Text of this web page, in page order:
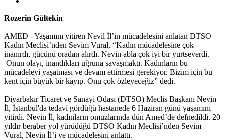
Rozerin Gültekin
AMED - Yaşamını yitiren Nevil İl’in mücadelesini anlatan DTSO
Kadın Meclisi’nden Sevim Vural, “Kadın mücadelesine çok
inanırdı, gücünü oradan alırdı. Nevin abla çok iyi bir yurtseverdi.
Onun olayı, inandıkları uğruna savaşmaktı. Kadınların bu
mücadeleyi yaşatması ve devam ettirmesi gerekiyor. Bizim için bu
kent için büyük bir kayıp. Onu çok özleyeceğiz” dedi.
Diyarbakır Ticaret ve Sanayi Odası (DTSO) Meclis Başkanı Nevin
İl, İstanbul'da tedavi gördüğü hastanede 6 Haziran günü yaşamını
yitirdi. Nevin İl, kadınların omuzlarında dün Amed’de defnedildi. 20
yıldır beraber yol yürüdüğü DTSO Kadın Meclisi’nden Sevim
Vural, Nevin İl’i ve mücadelesini anlattı.